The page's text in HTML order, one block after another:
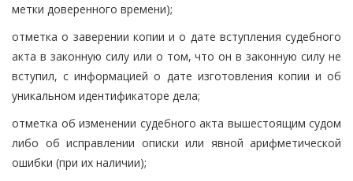
метки доверенного времени);
отметка о заверении копии и о дате вступления судебного
акта в законную силу или о том, что он в законную силу не
вступил, с информацией о дате изготовления копии и об
уникальном идентификаторе дела;
отметка об изменении судебного акта вышестоящим судом
либо об исправлении описки или явной арифметической
ошибки (при их наличии);